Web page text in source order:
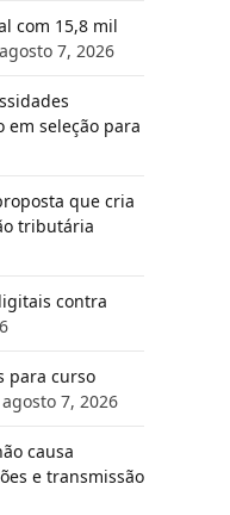
com 15,8 mil
agosto 7, 2026
em seleção para
que cria
tributária
contra
para curso
agosto 7, 2026
causa
e transmissão